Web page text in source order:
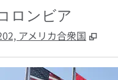
ロンビア
アメリカ合衆国
,